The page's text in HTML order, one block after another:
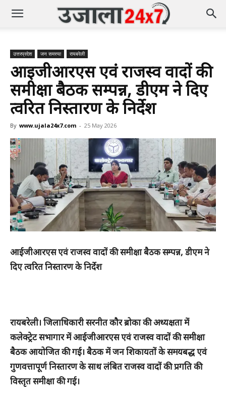
उत्तरप्रदेश जन समस्या रायबरेली
आईजीआरएस एवं राजस्व वादों की
समीक्षा बैठक सम्पन्न, डीएम ने दिए
त्वरित निस्तारण के निर्देश
By www.ujala24x7.com - 25 May 2026
आईजीआरएस एवं राजस्व वादों की समीक्षा बैठक सम्पन्न, डीएम ने
दिए त्वरित निस्तारण के निर्देश
रायबरेली। जिलाधिकारी सरनीत कौर ब्रोका की अध्यक्षता में
कलेक्ट्रेट सभागार में आईजीआरएस एवं राजस्व वादों की समीक्षा
बैठक आयोजित की गई। बैठक में जन शिकायतों के समयबद्ध एवं
गुणवत्तापूर्ण निस्तारण के साथ लंबित राजस्व वादों की प्रगति की
विस्तृत समीक्षा की गई।